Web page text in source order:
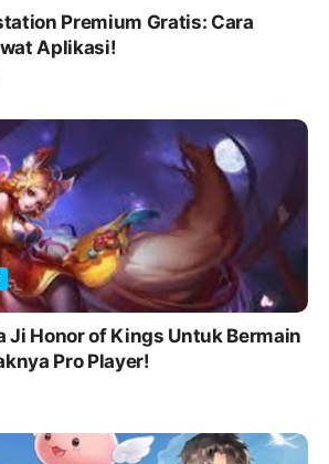
Premium Gratis: Cara
Aplikasi!
Ji Honor of Kings Untuk Bermain
Pro Player!